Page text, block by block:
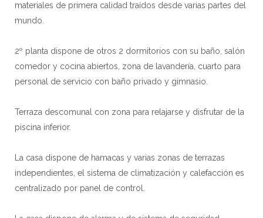
materiales de primera calidad traídos desde varias partes del
mundo.
2º planta dispone de otros 2 dormitorios con su baño, salón
comedor y cocina abiertos, zona de lavandería, cuarto para
personal de servicio con baño privado y gimnasio.
Terraza descomunal con zona para relajarse y disfrutar de la
piscina inferior.
La casa dispone de hamacas y varias zonas de terrazas
independientes, el sistema de climatización y calefacción es
centralizado por panel de control.